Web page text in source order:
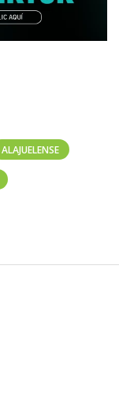
ALAJUELENSE